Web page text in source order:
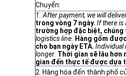
Chuyển:
1. After payment, we will
trong vòng 7 ngày. If there is
trường hợp đặc biệt,
logistics line.
Hàng gốm
cho bạn ngày ETA. Individual
longer. Thời gian sẽ lâu hơn
gian đến thực tế được dựa
2. Hàng hóa đến thành phố